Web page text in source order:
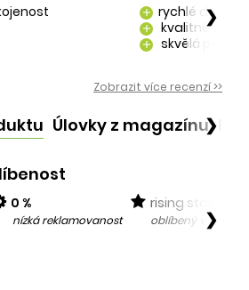
add rychlé dodání
add kvalitně
add skvělá péče o
❯
Zobrazit více recenzí >>
Úlovky z magazínu❯
0 %
nízká reklamovanost
rising star
oblíbený v❯